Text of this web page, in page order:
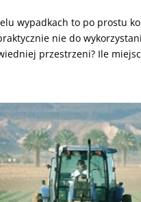
wypadkach to po prostu
nie do
przestrzeni? Ile